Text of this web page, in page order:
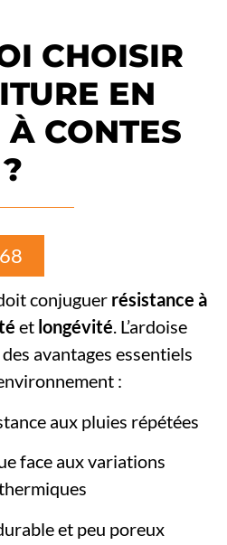
CHOISIR
EN
CONTES
?
conjuguer résistance à
et longévité. L’ardoise
avantages essentiels
:
aux pluies répétées
face aux variations
et peu poreux